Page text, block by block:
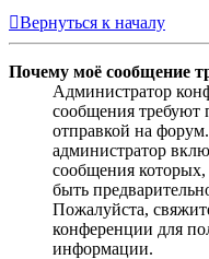
Вернуться к началу
Почему моё сообщение
Администратор
сообщения требуют
отправкой на
администратор
сообщения
быть
Пожалуйста,
конференции для
информации.